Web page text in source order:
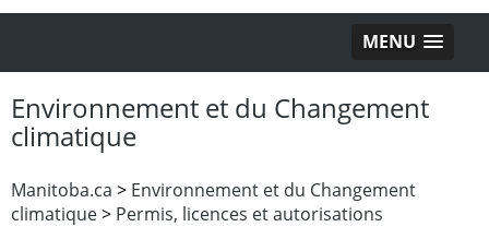
MENU
Environnement et du Changement
climatique
Manitoba.ca > Environnement et du Changement
climatique> Permis, licences et autorisations